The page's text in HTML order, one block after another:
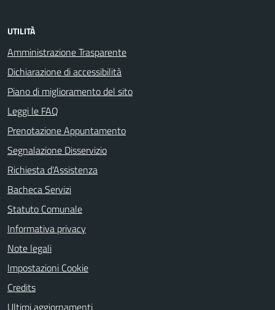
UTILITÀ
Amministrazione Trasparente
Dichiarazione di accessibilità
Piano di miglioramento del sito
Leggi le FAQ
Prenotazione Appuntamento
Segnalazione Disservizio
Richiesta d'Assistenza
Bacheca Servizi
Statuto Comunale
Informativa privacy
Note legali
Impostazioni Cookie
Credits
Ultimi aggiornamenti